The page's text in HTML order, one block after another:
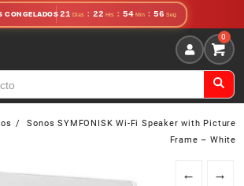
CONGELADOS 21 : 22 : 54 : 56
Sonos SYMFONISK Wi-Fi Speaker with Picture
Frame – White
← →